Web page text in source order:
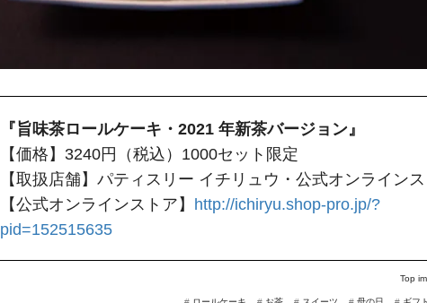
『旨味茶ロールケーキ・2021 年新茶バージョン』
【価格】3240円（税込）1000セット限定
【取扱店舗】パティスリー イチリュウ・公式オンライン
【公式オンラインストア】 http://ichiryu.shop-pro.jp/?
pid=152515635
Top